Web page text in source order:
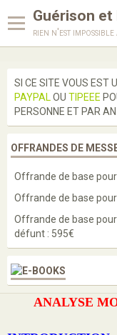
Guérison et
rien n'est impossible
Enseignements
Prières
Bénédictions
Médailles
Scapulaires
CordonsANALYSE
SI CE SITE VOUS EST
PAYPAL OU TIPEEE
PERSONNE ET PAR
OFFRANDES DE
Offrande de base
Offrande de base
Offrande de base
défunt : 595€